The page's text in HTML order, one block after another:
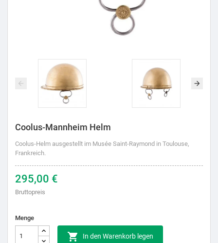
Coolus-Mannheim Helm
Coolus-Helm ausgestellt im Musée Saint-Raymond in Toulouse,
Frankreich.
295,00 €
Bruttopreis
Menge
 In den Warenkorb legen